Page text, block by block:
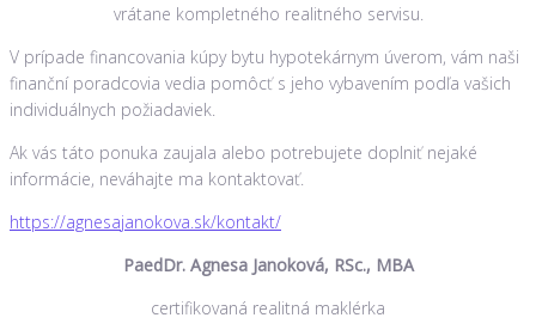
vrátane kompletného realitného servisu.
V prípade financovania kúpy bytu hypotekárnym úverom, vám naši
finanční poradcovia vedia pomôcť s jeho vybavením podľa vašich
individuálnych požiadaviek.
Ak vás táto ponuka zaujala alebo potrebujete doplniť nejaké
informácie, neváhajte ma kontaktovať.
https://agnesajanokova.sk/kontakt/
PaedDr. Agnesa Janoková, RSc., MBA
certifikovaná realitná maklérka